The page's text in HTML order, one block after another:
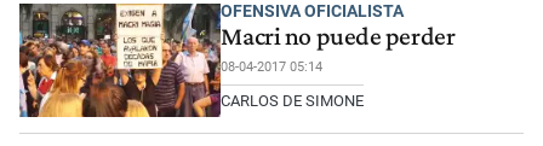
OFENSIVA OFICIALISTA
Macri no puede perder
08-04-2017 05:14
CARLOS DE SIMONE